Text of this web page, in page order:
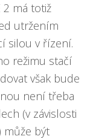
2 má totiž
utržením
silou v řízení.
režimu stačí
však bude
není třeba
(v závislosti
může být